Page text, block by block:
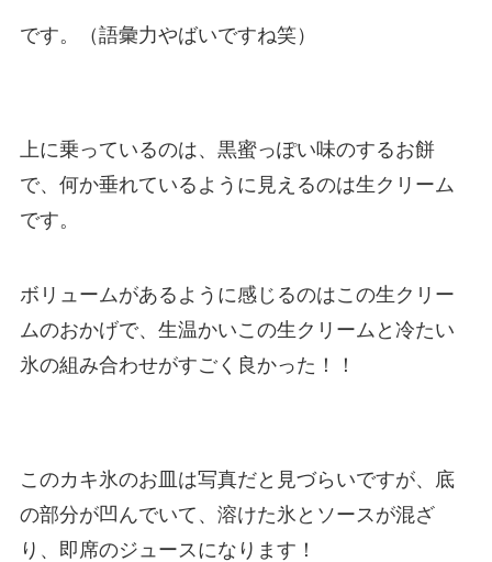
です。（語彙力やばいですね笑）
上に乗っているのは、黒蜜っぽい味のするお餅
で、何か垂れているように見えるのは生クリーム
です。
ボリュームがあるように感じるのはこの生クリー
ムのおかげで、生温かいこの生クリームと冷たい
氷の組み合わせがすごく良かった！！
このカキ氷のお皿は写真だと見づらいですが、底
の部分が凹んでいて、溶けた氷とソースが混ざ
り、即席のジュースになります！